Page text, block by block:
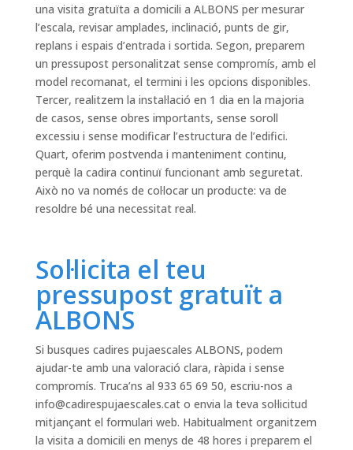
una visita gratuïta a domicili a ALBONS per mesurar
l’escala, revisar amplades, inclinació, punts de gir,
replans i espais d’entrada i sortida. Segon, preparem
un pressupost personalitzat sense compromís, amb el
model recomanat, el termini i les opcions disponibles.
Tercer, realitzem la instal·lació en 1 dia en la majoria
de casos, sense obres importants, sense soroll
excessiu i sense modificar l’estructura de l’edifici.
Quart, oferim postvenda i manteniment continu,
perquè la cadira continuï funcionant amb seguretat.
Això no va només de col·locar un producte: va de
resoldre bé una necessitat real.
Sol·licita el teu
pressupost gratuït a
ALBONS
Si busques cadires pujaescales ALBONS, podem
ajudar-te amb una valoració clara, ràpida i sense
compromís. Truca’ns al 933 65 69 50, escriu-nos a
info@cadirespujaescales.cato envia la teva sol·licitud
mitjançant el formulari web. Habitualment organitzem
la visita a domicili en menys de 48 hores i preparem el